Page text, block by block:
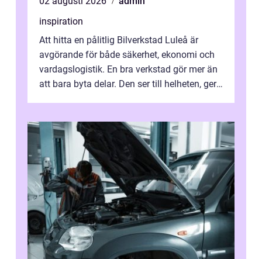
inspiration
Att hitta en pålitlig Bilverkstad Luleå är
avgörande för både säkerhet, ekonomi och
vardagslogistik. En bra verkstad gör mer än
att bara byta delar. Den ser till helheten, ger